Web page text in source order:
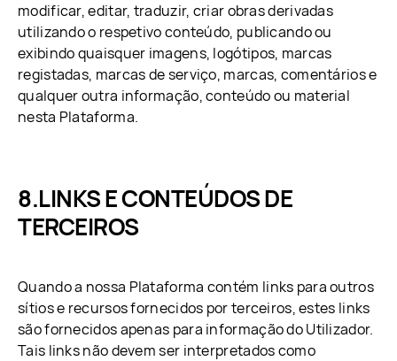
modificar, editar, traduzir, criar obras derivadas
utilizando o respetivo conteúdo, publicando ou
exibindo quaisquer imagens, logótipos, marcas
registadas, marcas de serviço, marcas, comentários e
qualquer outra informação, conteúdo ou material
nesta Plataforma.
LINKS E CONTEÚDOS DE
TERCEIROS
Quando a nossa Plataforma contém links para outros
sítios e recursos fornecidos por terceiros, estes links
são fornecidos apenas para informação do Utilizador.
Tais links não devem ser interpretados como